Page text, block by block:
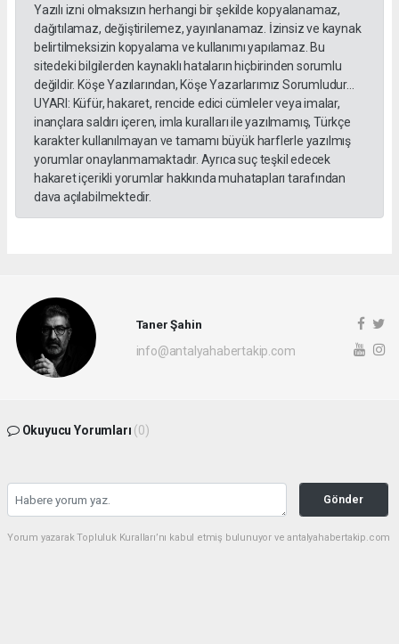
Yazılı izni olmaksızın herhangi bir şekilde kopyalanamaz,
dağıtılamaz, değiştirilemez, yayınlanamaz. İzinsiz ve kaynak
belirtilmeksizin kopyalama ve kullanımı yapılamaz. Bu
sitedeki bilgilerden kaynaklı hataların hiçbirinden sorumlu
değildir. Köşe Yazılarından, Köşe Yazarlarımız Sorumludur...
UYARI: Küfür, hakaret, rencide edici cümleler veya imalar,
inançlara saldırı içeren, imla kuralları ile yazılmamış, Türkçe
karakter kullanılmayan ve tamamı büyük harflerle yazılmış
yorumlar onaylanmamaktadır. Ayrıca suç teşkil edecek
hakaret içerikli yorumlar hakkında muhatapları tarafından
dava açılabilmektedir.
Taner Şahin
info@antalyahabertakip.com
Okuyucu Yorumları (0)
Gönder
Yorum yazarak Topluluk Kuralları’nı kabul etmiş bulunuyor ve antalyahabertakip.com